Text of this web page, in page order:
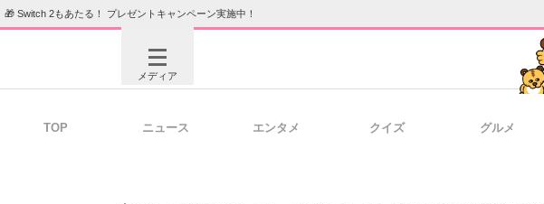
🎁 Switch 2もあたる！ プレゼントキャンペーン実施中！
メディア
TOP ニュース エンタメ クイズ グルメ